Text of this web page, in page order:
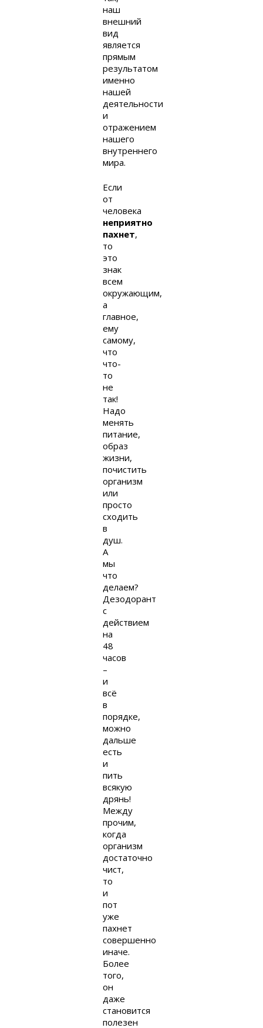
наш
внешний
вид
является
прямым
результатом
именно
нашей
деятельности
и
отражением
нашего
внутреннего
мира.
Если
от
человека
неприятно
пахнет,
то
это
знак
всем
окружающим,
а
главное,
ему
самому,
что
что-
то
не
так!
Надо
менять
питание,
образ
жизни,
почистить
организм
или
просто
сходить
в
душ.
А
мы
что
делаем?
Дезодорант
с
действием
на
48
часов
–
и
всё
в
порядке,
можно
дальше
есть
и
пить
всякую
дрянь!
Между
прочим,
когда
организм
достаточно
чист,
то
и
пот
уже
пахнет
совершенно
иначе.
Более
того,
он
даже
становится
полезен